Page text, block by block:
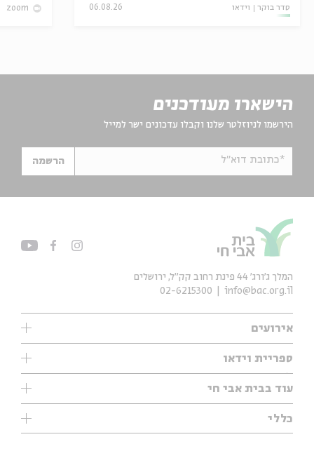
סדר בוקר וידאו 06.08.26
zoom
הישארו מעודכנים
הירשמו לניוזלטר שלנו וקבלו עדכונים ישר למייל
*כתובת דוא"ל הרשמה
אירועים
עיון
אנגלית
נוער
ספריית וידאו
ילדים
מוזיקה
עיון
מיוחדים
עוד בבית אבי חי
תערוכות
מיוחדים
כללי
המלך ג'ורג' 44 פינת רחוב קק״ל, ירושלים
info@bac.org.il
02-6215300